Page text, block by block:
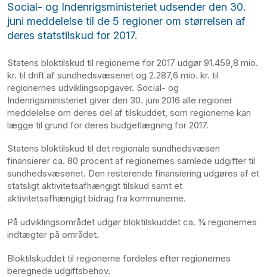
Social- og Indenrigsministeriet udsender den 30.
juni meddelelse til de 5 regioner om størrelsen af
deres statstilskud for 2017.
Statens bloktilskud til regionerne for 2017 udgør 91.459,8 mio.
kr. til drift af sundhedsvæsenet og 2.287,6 mio. kr. til
regionernes udviklingsopgaver. Social- og
Indenrigsministeriet giver den 30. juni 2016 alle regioner
meddelelse om deres del af tilskuddet, som regionerne kan
lægge til grund for deres budgetlægning for 2017.
Statens bloktilskud til det regionale sundhedsvæsen
finansierer ca. 80 procent af regionernes samlede udgifter til
sundhedsvæsenet. Den resterende finansiering udgøres af et
statsligt aktivitetsafhængigt tilskud samt et
aktivitetsafhængigt bidrag fra kommunerne.
På udviklingsområdet udgør bloktilskuddet ca. ¾ regionernes
indtægter på området.
Bloktilskuddet til regionerne fordeles efter regionernes
beregnede udgiftsbehov.